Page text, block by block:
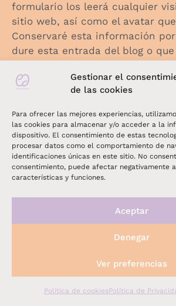
Gestionar el
de las cookies
Para ofrecer las mejores experiencias,
las cookies para almacenar y/o acceder a la
dispositivo. El consentimiento de estas
procesar datos como el comportamiento de
identificaciones únicas en este sitio. No
consentimiento, puede afectar negativamente
características y funciones.
Aceptar
Denegar
Ver preferencias
Política de cookiesPolítica de
formulario los leerá cualquier
sitio web, así como el avatar
Conservaré esta información
dure esta entrada del blog o
derechos de acceder, rectificar
datos, así como otros derechos,
explica en la política de
Contacta conmigo